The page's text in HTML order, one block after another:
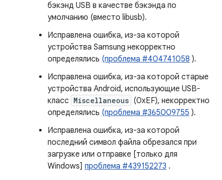
бэкэнд USB в качестве бэкэнда по
умолчанию (вместо libusb).
Исправлена ​​ошибка, из-за которой
устройства Samsung некорректно
определялись (проблема #404741058 ).
Исправлена ​​ошибка, из-за которой старые
устройства Android, использующие USB-
класс Miscellaneous (0xEF), некорректно
определялись (проблема #365009755 ).
Исправлена ​​ошибка, из-за которой
последний символ файла обрезался при
загрузке или отправке [только для
Windows] проблема #439152273 .